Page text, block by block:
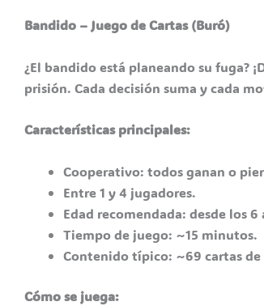
Bandido – Juego de Cartas (Buró)
¿El bandido está planeando su fuga?
prisión. Cada decisión suma y cada
Características principales:
Cooperativo: todos ganan o
Entre 1 y 4 jugadores.
Edad recomendada: desde los 6
Tiempo de juego: ~15 minutos.
Contenido típico: ~69 cartas
Cómo se juega: